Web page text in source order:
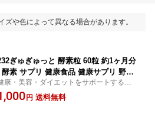
ズや色によって異なる場合があります。
ぎゅぎゅっと 酵素粒 60粒 約1ヶ月分
酵素 サプリ 健康食品 健康サプリ 野菜
素 やさい酵素 植物酵素 酵素サプリ
物発酵エキス isdg 医食同源 ドットコ
康・美容・ダイエットをサポートするス
ンダードな酵素サプリ！ 内容成分を232
種類の野菜や果物などを発酵熟成させた
円 送料無料